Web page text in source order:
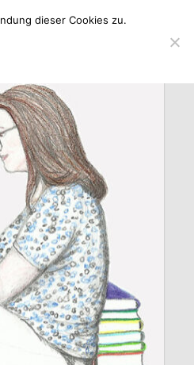
dieser Cookies zu.